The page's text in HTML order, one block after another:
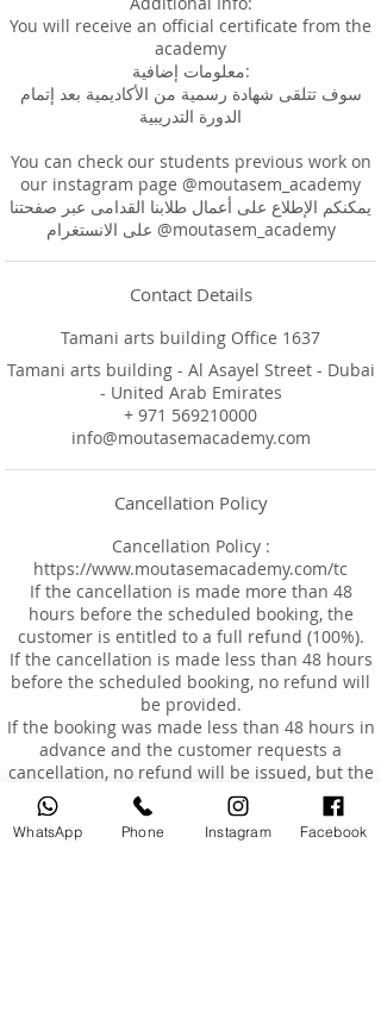
You will receive an official certificate from the
academy
معلومات إضافية:
سوف تتلقى شهادة رسمية من الأكاديمية بعد إتمام
الدورة التدريبية
You can check our students previous work on
our instagram page @moutasem_academy
يمكنكم الإطلاع على أعمال طلابنا القدامى عبر صفحتنا
على الانستغرام @moutasem_academy
Contact Details
Tamani arts building Office 1637
Tamani arts building - Al Asayel Street - Dubai
- United Arab Emirates
+ 971 569210000
info@moutasemacademy.com
Cancellation Policy
Cancellation Policy :
https://www.moutasemacademy.com/tc
If the cancellation is made more than 48
hours before the scheduled booking, the
customer is entitled to a full refund (100%).
If the cancellation is made less than 48 hours
before the scheduled booking, no refund will
be provided.
If the booking was made less than 48 hours in
advance and the customer requests a
cancellation, no refund will be issued, but the
customer may reschedule the appointment
for an additional fee of AED 200, within a
maximum of 3 months from the original
WhatsApp Phone Instagram Facebook